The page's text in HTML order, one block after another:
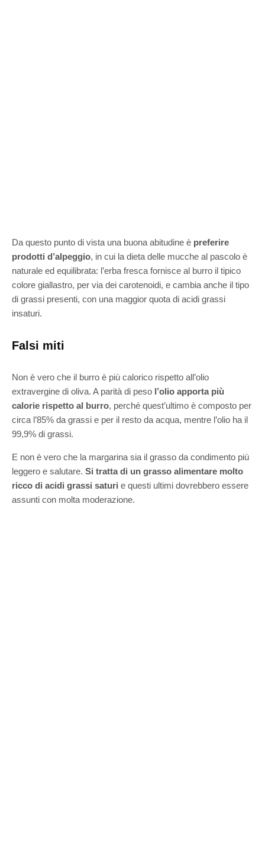
Da questo punto di vista una buona abitudine è preferire
prodotti d’alpeggio, in cui la dieta delle mucche al pascolo è
naturale ed equilibrata: l’erba fresca fornisce al burro il tipico
colore giallastro, per via dei carotenoidi, e cambia anche il tipo
di grassi presenti, con una maggior quota di acidi grassi
insaturi.
Falsi miti
Non è vero che il burro è più calorico rispetto all’olio
extravergine di oliva. A parità di peso l’olio apporta più
calorie rispetto al burro, perché quest’ultimo è composto per
circa l’85% da grassi e per il resto da acqua, mentre l’olio ha il
99,9% di grassi.
E non è vero che la margarina sia il grasso da condimento più
leggero e salutare. Si tratta di un grasso alimentare molto
ricco di acidi grassi saturi e questi ultimi dovrebbero essere
assunti con molta moderazione.